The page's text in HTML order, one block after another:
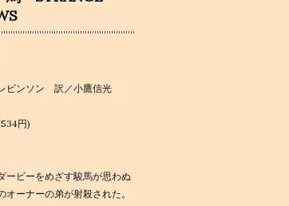
ビンソン 訳／小鷹信光
円)
ービーをめざす駿馬が思わぬ
オーナーの弟が射殺された。